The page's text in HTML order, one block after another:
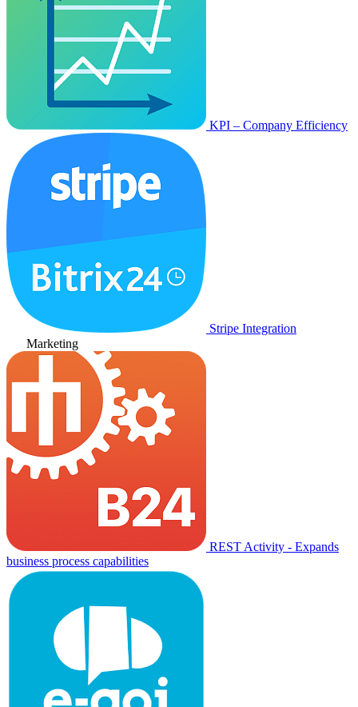
KPI – Company Efficiency
Stripe Integration
Marketing
REST Activity - Expands
business process capabilities